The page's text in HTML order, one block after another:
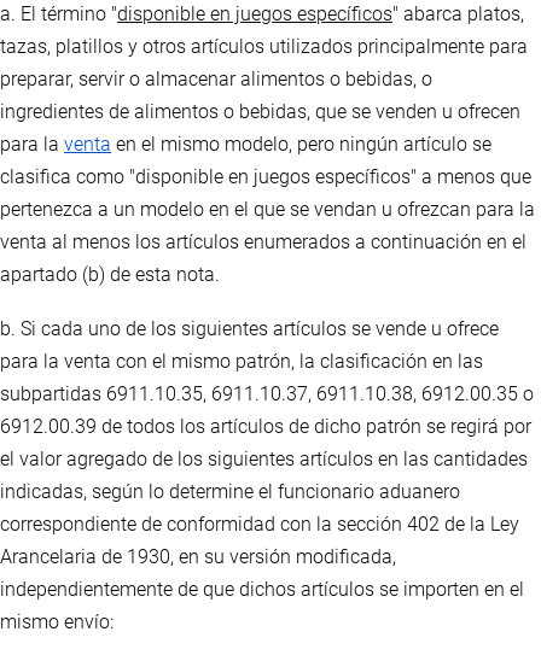
a. El término "disponible en juegos específicos" abarca platos,
tazas, platillos y otros artículos utilizados principalmente para
preparar, servir o almacenar alimentos o bebidas, o
ingredientes de alimentos o bebidas, que se venden u ofrecen
para la venta en el mismo modelo, pero ningún artículo se
clasifica como "disponible en juegos específicos" a menos que
pertenezca a un modelo en el que se vendan u ofrezcan para la
venta al menos los artículos enumerados a continuación en el
apartado (b) de esta nota.
b. Si cada uno de los siguientes artículos se vende u ofrece
para la venta con el mismo patrón, la clasificación en las
subpartidas 6911.10.35, 6911.10.37, 6911.10.38, 6912.00.35 o
6912.00.39 de todos los artículos de dicho patrón se regirá por
el valor agregado de los siguientes artículos en las cantidades
indicadas, según lo determine el funcionario aduanero
correspondiente de conformidad con la sección 402 de la Ley
Arancelaria de 1930, en su versión modificada,
independientemente de que dichos artículos se importen en el
mismo envío: